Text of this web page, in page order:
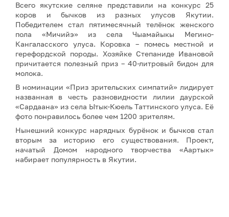
Всего якутские селяне представили на конкурс 25
коров и бычков из разных улусов Якутии.
Победителем стал пятимесячный телёнок женского
пола «Мичийэ» из села Чыамайыкы Мегино-
Кангаласского улуса. Коровка – помесь местной и
герефордской породы. Хозяйке Степаниде Ивановой
причитается полезный приз – 40-литровый бидон для
молока.
В номинации «Приз зрительских симпатий» лидирует
названная в честь разновидности лилии даурской
«Сардаана» из села Ытык-Кюель Таттинского улуса. Её
фото понравилось более чем 1200 зрителям.
Нынешний конкурс нарядных бурёнок и бычков стал
вторым за историю его существования. Проект,
начатый Домом народного творчества «Аартык»
набирает популярность в Якутии.